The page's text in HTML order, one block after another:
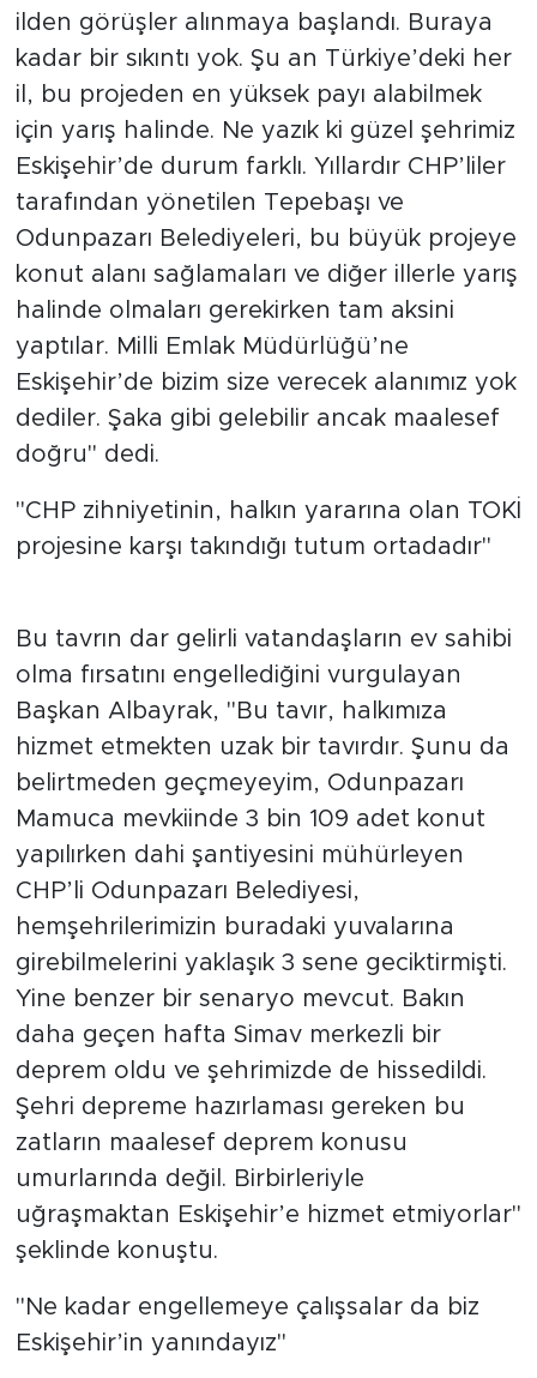
ilden görüşler alınmaya başlandı. Buraya
kadar bir sıkıntı yok. Şu an Türkiye’deki her
il, bu projeden en yüksek payı alabilmek
için yarış halinde. Ne yazık ki güzel şehrimiz
Eskişehir’de durum farklı. Yıllardır CHP’liler
tarafından yönetilen Tepebaşı ve
Odunpazarı Belediyeleri, bu büyük projeye
konut alanı sağlamaları ve diğer illerle yarış
halinde olmaları gerekirken tam aksini
yaptılar. Milli Emlak Müdürlüğü’ne
Eskişehir’de bizim size verecek alanımız yok
dediler. Şaka gibi gelebilir ancak maalesef
doğru" dedi.
"CHP zihniyetinin, halkın yararına olan TOKİ
projesine karşı takındığı tutum ortadadır"
Bu tavrın dar gelirli vatandaşların ev sahibi
olma fırsatını engellediğini vurgulayan
Başkan Albayrak, "Bu tavır, halkımıza
hizmet etmekten uzak bir tavırdır. Şunu da
belirtmeden geçmeyeyim, Odunpazarı
Mamuca mevkiinde 3 bin 109 adet konut
yapılırken dahi şantiyesini mühürleyen
CHP’li Odunpazarı Belediyesi,
hemşehrilerimizin buradaki yuvalarına
girebilmelerini yaklaşık 3 sene geciktirmişti.
Yine benzer bir senaryo mevcut. Bakın
daha geçen hafta Simav merkezli bir
deprem oldu ve şehrimizde de hissedildi.
Şehri depreme hazırlaması gereken bu
zatların maalesef deprem konusu
umurlarında değil. Birbirleriyle
uğraşmaktan Eskişehir’e hizmet etmiyorlar"
şeklinde konuştu.
"Ne kadar engellemeye çalışsalar da biz
Eskişehir’in yanındayız"